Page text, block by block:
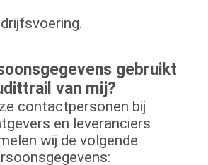
gebruikt
van mij?
contactpersonen bij
en leveranciers
wij de volgende